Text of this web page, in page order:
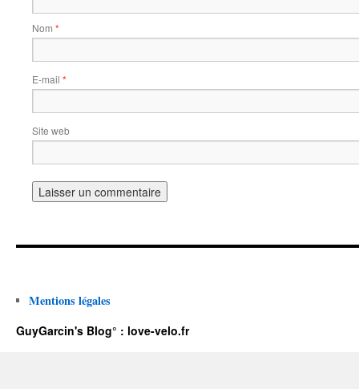
Nom *
E-mail *
Site web
Mentions légales
GuyGarcin's Blog° : love-velo.fr